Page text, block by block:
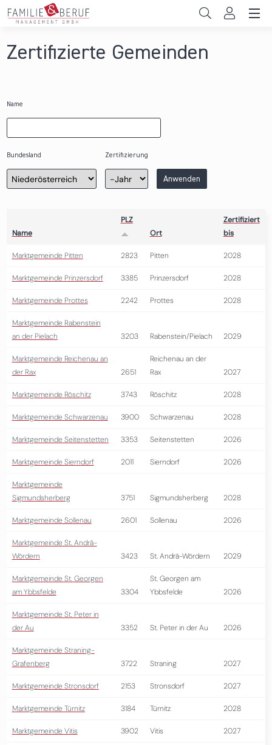
Direkt zum Inhalt
Das sind wir
News & Events
Zertifizierte Gemeinden
Name
Bundesland Zertifizierung
Zertifizierung
Jahr Anwenden
Name
PLZ
Ort
Zertifiziert
bis
Marktgemeinde Pitten 2823 Pitten 2028
Marktgemeinde Prinzersdorf 3385 Prinzersdorf 2028
Marktgemeinde Prottes 2242 Prottes 2028
Marktgemeinde Rabenstein
an der Pielach
3203 Rabenstein/Pielach 2029
Marktgemeinde Reichenau an
der Rax
2651
Reichenau an der
Rax
2027
Marktgemeinde Röschitz 3743 Röschitz 2028
Marktgemeinde Schwarzenau 3900 Schwarzenau 2028
Marktgemeinde Seitenstetten 3353 Seitenstetten 2026
Marktgemeinde Sierndorf 2011 Sierndorf 2026
Marktgemeinde
Sigmundsherberg
3751 Sigmundsherberg 2028
Marktgemeinde Sollenau 2601 Sollenau 2026
Marktgemeinde St. Andrä-
Wördern
3423 St. Andrä-Wördern 2029
Marktgemeinde St. Georgen
am Ybbsfelde
3304
St. Georgen am
Ybbsfelde
2026
Marktgemeinde St. Peter in
der Au
3352 St. Peter in der Au 2026
Marktgemeinde Straning-
Grafenberg
3722 Straning 2027
Marktgemeinde Stronsdorf 2153 Stronsdorf 2027
Marktgemeinde Türnitz 3184 Türnitz 2028
Marktgemeinde Vitis 3902 Vitis 2027